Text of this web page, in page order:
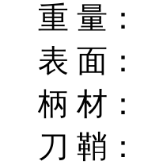
重 量：
表 面
柄 材
刀 鞘